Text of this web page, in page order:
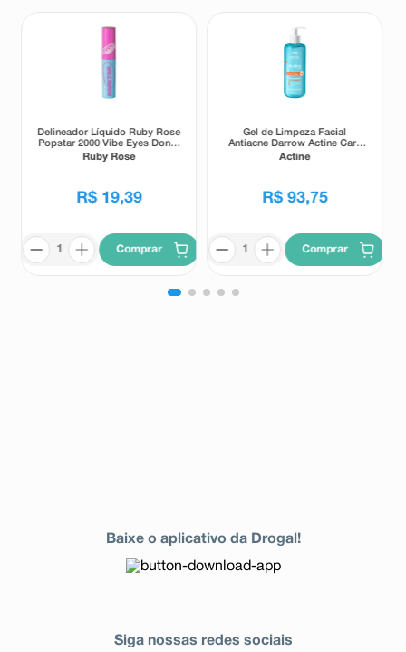
Delineador Líquido Ruby Rose
Popstar 2000 Vibe Eyes Don' t
Lie Preto 5,5g
Ruby Rose
R$ 19,39
Comprar
Gel de Limpeza Facial
Antiacne Darrow Actine Care
Alta Tolerância 400g
Actine
R$ 93,75
Comprar
Baixe o aplicativo da Drogal!
Siga nossas redes sociais